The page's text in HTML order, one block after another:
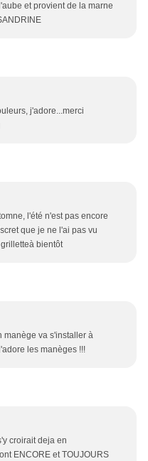
et provient de la marne
j'adore...merci
l'été n'est pas encore
que je ne l'ai pas vu
bientôt
manège va s'installer à
les manèges !!!
croirait deja en
ENCORE et TOUJOURS